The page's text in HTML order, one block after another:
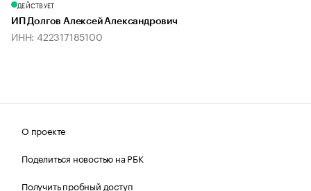
ДЕЙСТВУЕТ
ИП Долгов Алексей Александрович
ИНН: 422317185100
О проекте
Поделиться новостью на РБК
Получить пробный доступ